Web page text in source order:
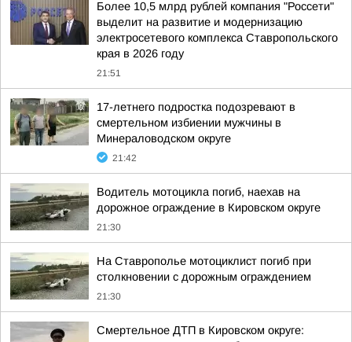
Более 10,5 млрд рублей компания "Россети"
выделит на развитие и модернизацию
электросетевого комплекса Ставропольского
края в 2026 году
21:51
17-летнего подростка подозревают в
смертельном избиении мужчины в
Минераловодском округе
21:42
Водитель мотоцикла погиб, наехав на
дорожное ограждение в Кировском округе
21:30
На Ставрополье мотоциклист погиб при
столкновении с дорожным ограждением
21:30
Смертельное ДТП в Кировском округе: